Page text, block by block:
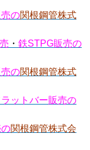
の関根鋼管株式
・ 鉄STPG販売の
の関根鋼管株式
ットバー販売の
関根鋼管株式会